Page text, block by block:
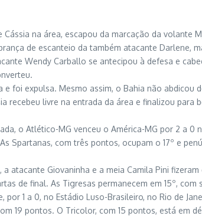
na área, escapou da marcação da volante
de escanteio da também atacante Darlene,
Wendy Carballo se antecipou à defesa e
foi expulsa. Mesmo assim, o Bahia não abdicou
livre na entrada da área e finalizou para
o Atlético-MG venceu o América-MG por 2 a 0
Spartanas, com três pontos, ocupam o 17º e
atacante Giovaninha e a meia Camila Pini
de final. As Tigresas permanecem em 15º, com
1 a 0, no Estádio Luso-Brasileiro, no Rio de
19 pontos. O Tricolor, com 15 pontos, está em